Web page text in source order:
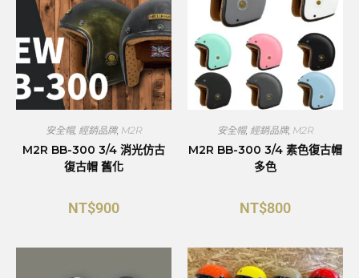
安全帽, 經銷品牌, M2R
M2R BB-300 3/4 消光仿古
復古帽 舊化
NT$900
安全帽, 經銷品牌, M2R
M2R BB-300 3/4 素色復古帽
多色
NT$800